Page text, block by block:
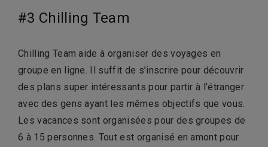
#3 Chilling Team
Chilling Team aide à organiser des voyages en
groupe en ligne. Il suffit de s’inscrire pour découvrir
des plans super intéressants pour partir à l’étranger
avec des gens ayant les mêmes objectifs que vous.
Les vacances sont organisées pour des groupes de
6 à 15 personnes. Tout est organisé en amont pour